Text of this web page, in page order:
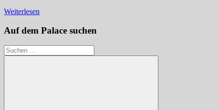
Weiterlesen
Auf dem Palace suchen
Suchen
nach: